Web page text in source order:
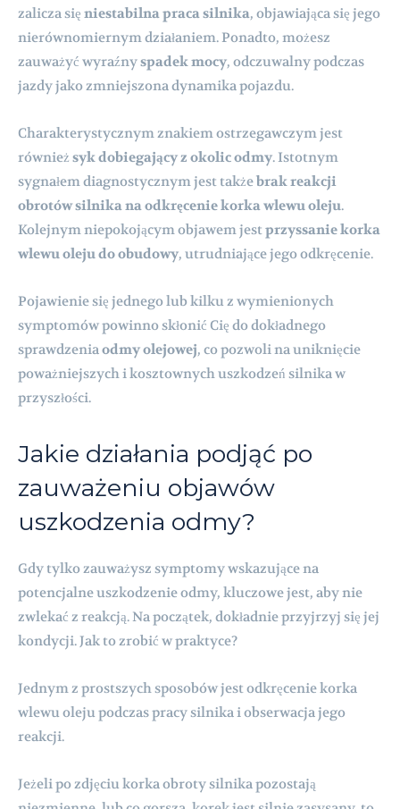
zalicza się niestabilna praca silnika, objawiająca się jego
nierównomiernym działaniem. Ponadto, możesz
zauważyć wyraźnyspadek mocy, odczuwalny podczas
jazdy jako zmniejszona dynamika pojazdu.
Charakterystycznym znakiem ostrzegawczym jest
również syk dobiegający z okolic odmy. Istotnym
sygnałem diagnostycznym jest takżebrak reakcji
obrotów silnika na odkręcenie korka wlewu oleju.
Kolejnym niepokojącym objawem jestprzyssanie korka
wlewu oleju do obudowy, utrudniające jego odkręcenie.
Pojawienie się jednego lub kilku z wymienionych
symptomów powinno skłonić Cię do dokładnego
sprawdzeniaodmy olejowej, co pozwoli na uniknięcie
poważniejszych i kosztownych uszkodzeń silnika w
przyszłości.
Jakie działania podjąć po
zauważeniu objawów
uszkodzenia odmy?
Gdy tylko zauważysz symptomy wskazujące na
potencjalne uszkodzenie odmy, kluczowe jest, aby nie
zwlekać z reakcją. Na początek, dokładnie przyjrzyj się jej
kondycji. Jak to zrobić w praktyce?
Jednym z prostszych sposobów jest odkręcenie korka
wlewu oleju podczas pracy silnika i obserwacja jego
reakcji.
Jeżeli po zdjęciu korka obroty silnika pozostają